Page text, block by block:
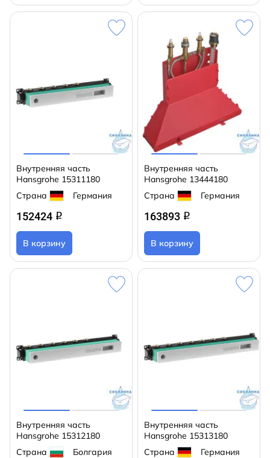
Внутренняя часть
Hansgrohe 15311180
Страна
Германия
152424 q
В корзину
Внутренняя часть
Hansgrohe 13444180
Страна
Германия
163893 q
В корзину
Внутренняя часть
Hansgrohe 15312180
Страна
Болгария
Внутренняя часть
Hansgrohe 15313180
Страна
Германия